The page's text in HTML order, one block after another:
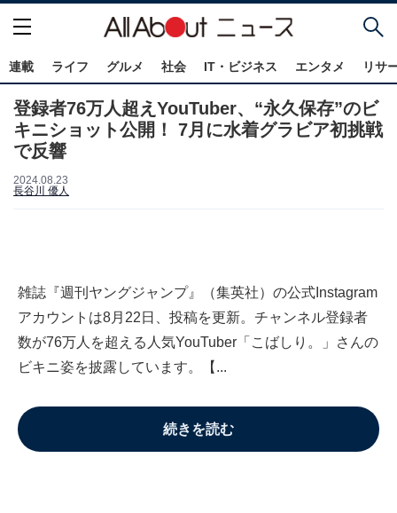
連載 ライフ グルメ 社会 IT・ビジネス エンタメ リサ
登録者76万人超えYouTuber、“永久保存”のビ
キニショット公開！ 7月に水着グラビア初挑戦
で反響
2024.08.23
長谷川 優人
雑誌『週刊ヤングジャンプ』（集英社）の公式Instagram
アカウントは8月22日、投稿を更新。チャンネル登録者
数が76万人を超える人気YouTuber「こばしり。」さんの
ビキニ姿を披露しています。【...
続きを読む